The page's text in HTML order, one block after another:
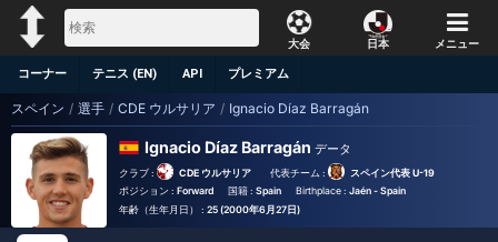
大会 日本 メニュー
コーナー テニス (EN) API プレミアム
スペイン / 選手 / CDE ウルサリア / Ignacio Díaz Barragán
Ignacio Díaz Barragán データ
クラブ : CDE ウルサリア 代表チーム :
スペイン代表 U-19
ポジション : Forward 国籍 : Spain Birthplace : Jaén - Spain
年齢（生年月日） : 25 (2000年6月27日)